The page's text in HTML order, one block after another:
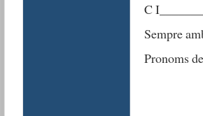
C
Sempre
Pronoms